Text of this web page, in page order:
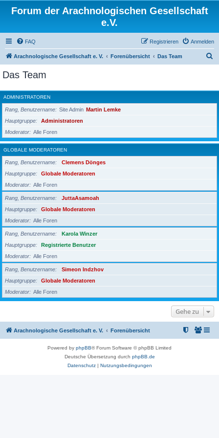
Forum der Arachnologischen Gesellschaft
e.V.
FAQ Anmelden
Registrieren
Arachnologische Gesellschaft e. V. Forenübersicht Das Team
h
e
Das Team
ADMINISTRATOREN
Rang, Benutzername Site Admin Martin Lemke
Hauptgruppe
Administratoren
Moderator
Alle Foren
GLOBALE MODERATOREN
Rang, Benutzername
Clemens Dönges
Hauptgruppe
Globale Moderatoren
Moderator
Alle Foren
Rang, Benutzername
JuttaAsamoah
Hauptgruppe
Globale Moderatoren
Moderator
Alle Foren
Rang, Benutzername
Karola Winzer
Hauptgruppe
Registrierte Benutzer
Moderator
Alle Foren
Rang, Benutzername
Simeon Indzhov
Hauptgruppe
Globale Moderatoren
Moderator
Alle Foren
Gehe zu
Arachnologische Gesellschaft e. V. Forenübersicht
Powered by phpBB® Forum Software © phpBB Limited
Deutsche Übersetzung durch phpBB.de
Datenschutz| Nutzungsbedingungen